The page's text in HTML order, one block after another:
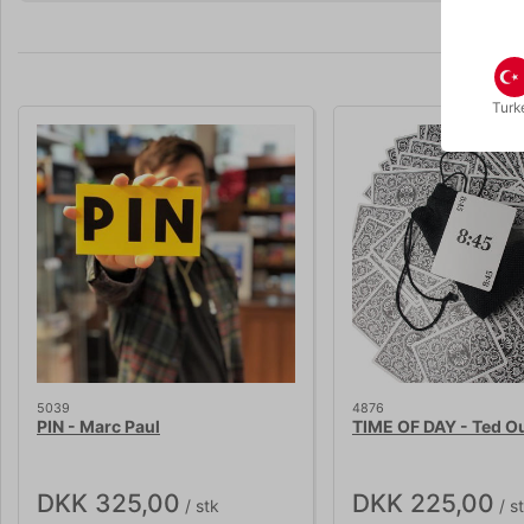
5039
PIN - Marc Paul
DKK 325,00 / stk
4876
TIME OF DAY - Ted
DKK 225,00 /